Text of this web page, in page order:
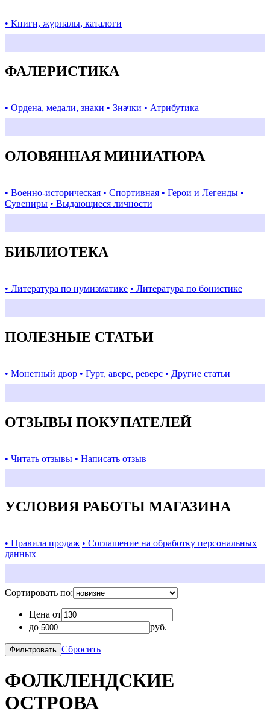
• Книги, журналы, каталоги
ФАЛЕРИСТИКА
• Ордена, медали, знаки • Значки • Атрибутика
ОЛОВЯННАЯ МИНИАТЮРА
• Военно-историческая • Спортивная • Герои и Легенды •
Сувениры • Выдающиеся личности
БИБЛИОТЕКА
• Литература по нумизматике • Литература по бонистике
ПОЛЕЗНЫЕ СТАТЬИ
• Монетный двор • Гурт, аверс, реверс • Другие статьи
ОТЗЫВЫ ПОКУПАТЕЛЕЙ
• Читать отзывы • Написать отзыв
УСЛОВИЯ РАБОТЫ МАГАЗИНА
• Правила продаж • Соглашение на обработку персональных
данных
Сортировать по:
Цена от
до
руб.
Сбросить
ФОЛКЛЕНДСКИЕ
ОСТРОВА